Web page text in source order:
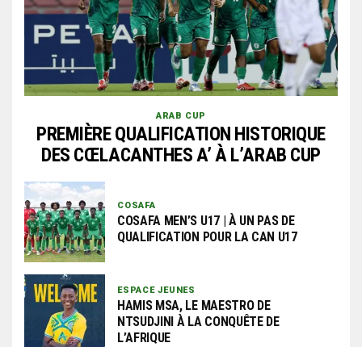
ARAB CUP
PREMIÈRE QUALIFICATION HISTORIQUE
DES CŒLACANTHES A’ À L’ARAB CUP
COSAFA
COSAFA MEN’S U17 | À UN PAS DE
QUALIFICATION POUR LA CAN U17
ESPACE JEUNES
HAMIS MSA, LE MAESTRO DE
NTSUDJINI À LA CONQUÊTE DE
L’AFRIQUE